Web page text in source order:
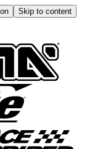
Skip to content